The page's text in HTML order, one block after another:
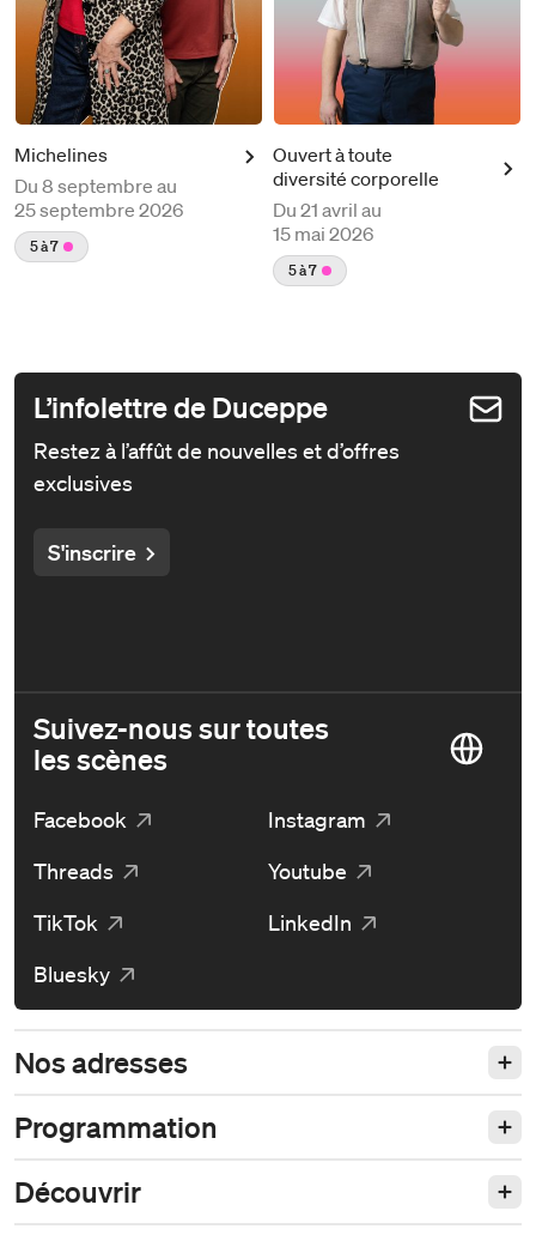
Michelines
Du 8 septembre au
25 septembre 2026
5 à 7
Ouvert à toute
diversité corporelle
Du 21 avril au
15 mai 2026
5 à 7
L’infolettre de Duceppe
Restez à l’affût de nouvelles et d’offres
exclusives
S'inscrire
Suivez-nous sur toutes
les scènes
Facebook
Instagram
Threads
Youtube
TikTok
LinkedIn
Bluesky
Nos adresses
Programmation
Découvrir